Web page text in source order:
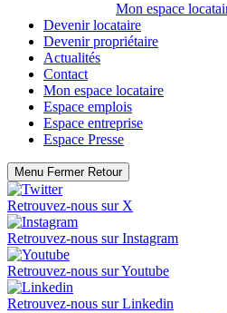
Mon espace
Devenir locataire
Devenir propriétaire
Actualités
Contact
Mon espace locataire
Espace emplois
Espace entreprise
Espace Presse
Menu Fermer Retour
Retrouvez-nous sur X
Retrouvez-nous surInstagram
Retrouvez-nous surYoutube
Retrouvez-nous surLinkedin